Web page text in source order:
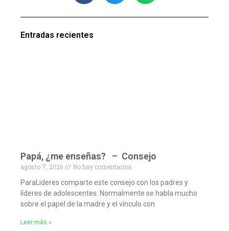
Entradas recientes
Papá, ¿me enseñas? – Consejo
agosto 7, 2026
No hay comentarios
ParaLideres comparte este consejo con los padres y
líderes de adolescentes. Normalmente se habla mucho
sobre el papel de la madre y el vínculo con
Leer más »